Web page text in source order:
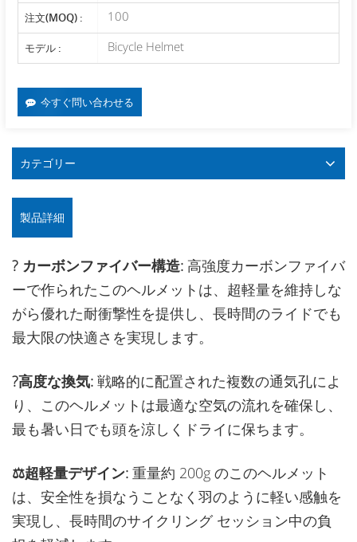
注文(MOQ) : 100
モデル : Bicycle Helmet
今すぐ問い合わせる
カテゴリー
製品詳細
?️ カーボンファイバー構造: 高強度カーボンファイバ
ーで作られたこのヘルメットは、超軽量を維持しな
がら優れた耐衝撃性を提供し、長時間のライドでも
最大限の快適さを実現します。
?高度な換気: 戦略的に配置された複数の通気孔によ
り、このヘルメットは最適な空気の流れを確保し、
最も暑い日でも頭を涼しくドライに保ちます。
⚖️超軽量デザイン: 重量約 200g のこのヘルメット
は、安全性を損なうことなく羽のように軽い感触を
実現し、長時間のサイクリング セッション中の負